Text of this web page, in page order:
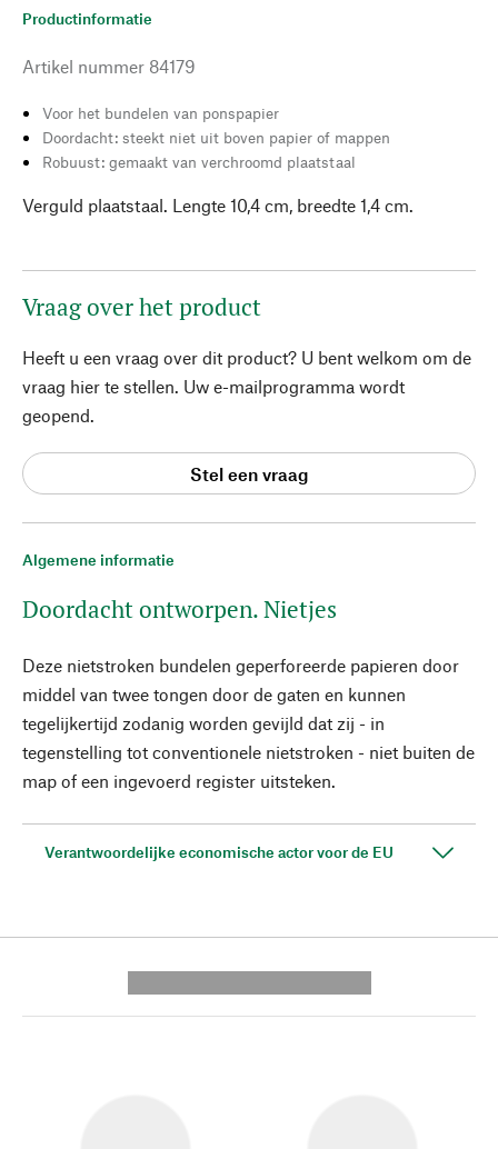
Algemene informatie
Doordacht ontworpen. Nietjes
Deze nietstroken bundelen geperforeerde papieren door
middel van twee tongen door de gaten en kunnen
tegelijkertijd zodanig worden gevijld dat zij - in
tegenstelling tot conventionele nietstroken - niet buiten de
map of een ingevoerd register uitsteken.
Verantwoordelijke economische actor voor de EU
Productinformatie
Artikel nummer 84179
Voor het bundelen van ponspapier
Doordacht: steekt niet uit boven papier of mappen
Robuust: gemaakt van verchroomd plaatstaal
Verguld plaatstaal. Lengte 10,4 cm, breedte 1,4 cm.
Vraag over het product
Heeft u een vraag over dit product? U bent welkom om de
vraag hier te stellen. Uw e-mailprogramma wordt
geopend.
Stel een vraag